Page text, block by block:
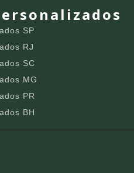
SP
RJ
SC
MG
PR
BH